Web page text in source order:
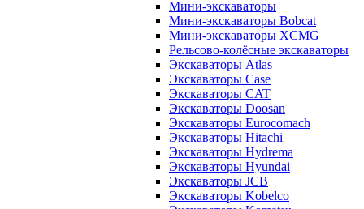
Мини-экскаваторы
Мини-экскаваторы Bobcat
Мини-экскаваторы XCMG
Рельсово-колёсные экскаваторы
Экскаваторы Atlas
Экскаваторы Case
Экскаваторы CAT
Экскаваторы Doosan
Экскаваторы Eurocomach
Экскаваторы Hitachi
Экскаваторы Hydrema
Экскаваторы Hyundai
Экскаваторы JCB
Экскаваторы Kobelco